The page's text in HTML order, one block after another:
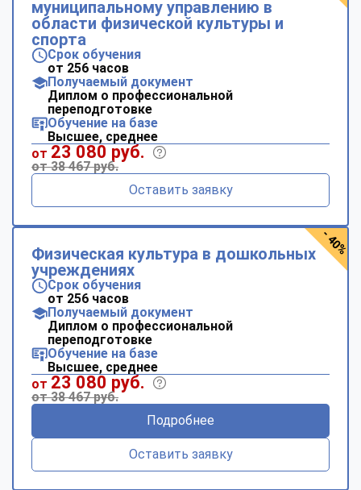
муниципальному управлению в
области физической культуры и
спорта
Срок обучения
от 256 часов
Получаемый документ
Диплом о профессиональной
переподготовке
Обучение на базе
Высшее, среднее
от 23 080 руб.
от 38 467 руб.
Оставить заявку
Физическая культура в дошкольных
учреждениях
Срок обучения
от 256 часов
Получаемый документ
Диплом о профессиональной
переподготовке
Обучение на базе
Высшее, среднее
от 23 080 руб.
от 38 467 руб.
Подробнее
Оставить заявку
- 40%